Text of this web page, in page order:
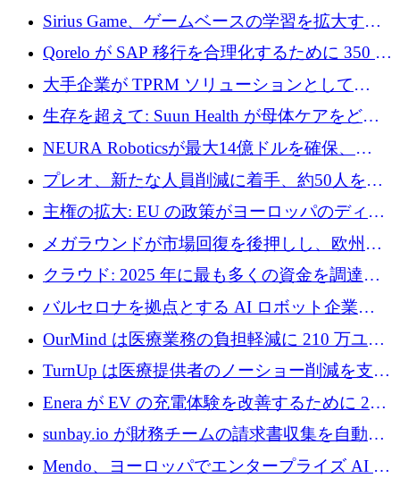
速するために150万ユーロを調達
Sirius Game、ゲームベースの学習を拡大する
ために 130 万ユーロの資金調達を完了
Qorelo が SAP 移行を合理化するために 350 万
ドルを調達
大手企業が TPRM ソリューションとして
Vanta を選択する理由
生存を超えて: Suun Health が母体ケアをどの
ように再考しているか
NEURA Roboticsが最大14億ドルを確保、
Bending Spoonsが米国IPOを申請、英国首相が
4億ポンドのチップ計画を発表
プレオ、新たな人員削減に着手、約50人を解
雇
主権の拡大: EU の政策がヨーロッパのディー
プテック戦略をどのように再構築しているか
メガラウンドが市場回復を後押しし、欧州の
ハイテク資金調達は5月に105億ユーロに回復
クラウド: 2025 年に最も多くの資金を調達し
た 10 社
バルセロナを拠点とする AI ロボット企業
Theker が 8,500 万ドルを調達
OurMind は医療業務の負担軽減に 210 万ユー
ロを寄付
TurnUp は医療提供者のノーショー削減を支援
するために 200 万ユーロを調達
Enera が EV の充電体験を改善するために 200
万ドルを調達
sunbay.io が財務チームの請求書収集を自動化
するために 55 万ユーロを調達
Mendo、ヨーロッパでエンタープライズ AI 導